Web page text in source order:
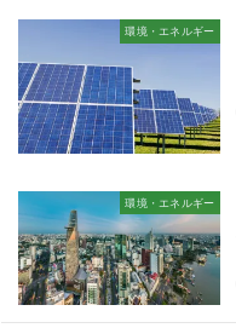
環境・エネルギー
環境・エネルギー